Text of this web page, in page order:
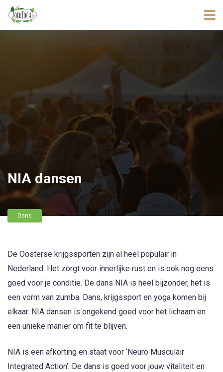
NIA dansen
Dans
De Oosterse krijgssporten zijn al heel populair in
Nederland. Het zorgt voor innerlijke rust en is ook nog eens
goed voor je conditie. De dans NIA is heel bijzonder, het is
een vorm van zumba. Dans, krijgssport en yoga komen bij
elkaar. NIA dansen is ongekend goed voor het lichaam en
een unieke manier om fit te blijven.
NIA is een afkorting en staat voor ‘Neuro Musculair
Integrated Action’. De dans is goed voor jouw vitaliteit en